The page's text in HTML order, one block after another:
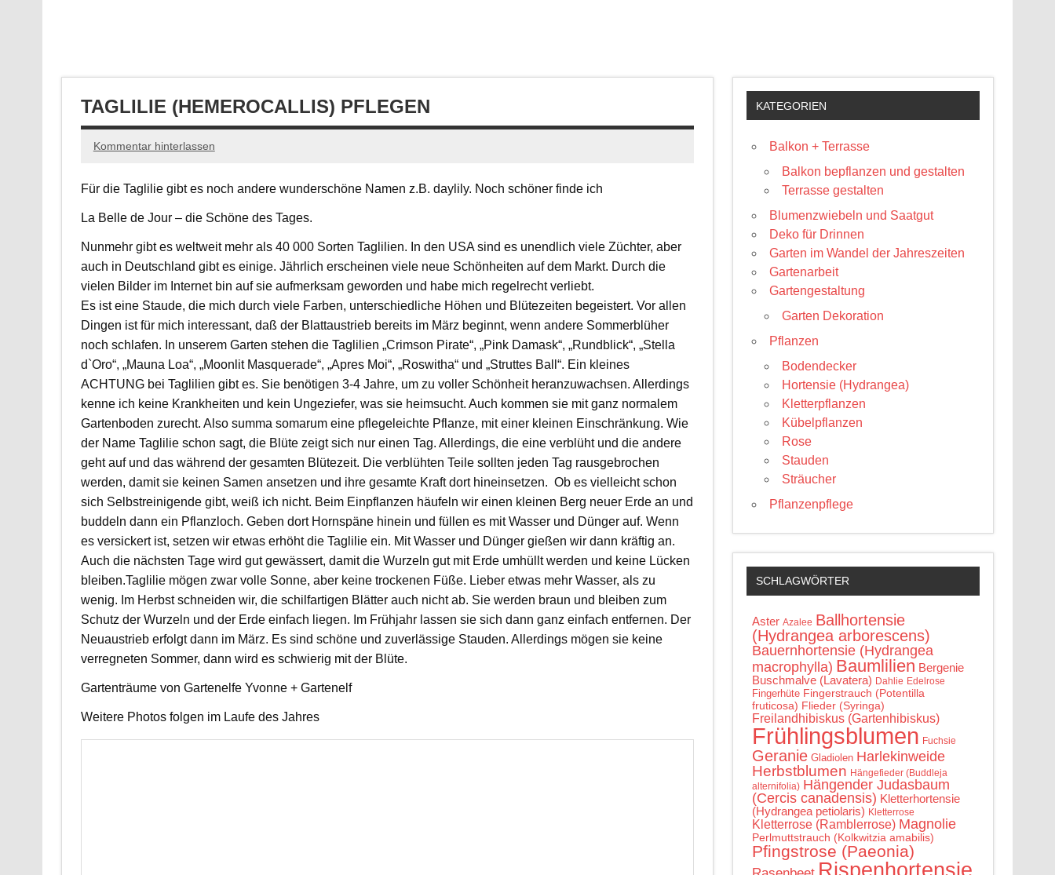
TAGLILIE (HEMEROCALLIS) PFLEGEN
Kommentar hinterlassen
Für die Taglilie gibt es noch andere wunderschöne Namen z.B. daylily. Noch schöner finde ich
La Belle de Jour – die Schöne des Tages.
Nunmehr gibt es weltweit mehr als 40 000 Sorten Taglilien. In den USA sind es unendlich viele Züchter, aber
auch in Deutschland gibt es einige. Jährlich erscheinen viele neue Schönheiten auf dem Markt. Durch die
vielen Bilder im Internet bin auf sie aufmerksam geworden und habe mich regelrecht verliebt.
Es ist eine Staude, die mich durch viele Farben, unterschiedliche Höhen und Blütezeiten begeistert. Vor allen
Dingen ist für mich interessant, daß der Blattaustrieb bereits im März beginnt, wenn andere Sommerblüher
noch schlafen. In unserem Garten stehen die Taglilien „Crimson Pirate“, „Pink Damask“, „Rundblick“, „Stella
d`Oro“, „Mauna Loa“, „Moonlit Masquerade“, „Apres Moi“, „Roswitha“ und „Struttes Ball“. Ein kleines
ACHTUNG bei Taglilien gibt es. Sie benötigen 3-4 Jahre, um zu voller Schönheit heranzuwachsen. Allerdings
kenne ich keine Krankheiten und kein Ungeziefer, was sie heimsucht. Auch kommen sie mit ganz normalem
Gartenboden zurecht. Also summa somarum eine pflegeleichte Pflanze, mit einer kleinen Einschränkung. Wie
der Name Taglilie schon sagt, die Blüte zeigt sich nur einen Tag. Allerdings, die eine verblüht und die andere
geht auf und das während der gesamten Blütezeit. Die verblühten Teile sollten jeden Tag rausgebrochen
werden, damit sie keinen Samen ansetzen und ihre gesamte Kraft dort hineinsetzen. Ob es vielleicht schon
sich Selbstreinigende gibt, weiß ich nicht. Beim Einpflanzen häufeln wir einen kleinen Berg neuer Erde an und
buddeln dann ein Pflanzloch. Geben dort Hornspäne hinein und füllen es mit Wasser und Dünger auf. Wenn
es versickert ist, setzen wir etwas erhöht die Taglilie ein. Mit Wasser und Dünger gießen wir dann kräftig an.
Auch die nächsten Tage wird gut gewässert, damit die Wurzeln gut mit Erde umhüllt werden und keine Lücken
bleiben.Taglilie mögen zwar volle Sonne, aber keine trockenen Füße. Lieber etwas mehr Wasser, als zu
wenig. Im Herbst schneiden wir, die schilfartigen Blätter auch nicht ab. Sie werden braun und bleiben zum
Schutz der Wurzeln und der Erde einfach liegen. Im Frühjahr lassen sie sich dann ganz einfach entfernen. Der
Neuaustrieb erfolgt dann im März. Es sind schöne und zuverlässige Stauden. Allerdings mögen sie keine
verregneten Sommer, dann wird es schwierig mit der Blüte.
Gartenträume von Gartenelfe Yvonne + Gartenelf
Weitere Photos folgen im Laufe des Jahres
KATEGORIEN
Balkon + Terrasse
Balkon bepflanzen und gestalten
Terrasse gestalten
Blumenzwiebeln und Saatgut
Deko für Drinnen
Garten im Wandel der Jahreszeiten
Gartenarbeit
Gartengestaltung
Garten Dekoration
Pflanzen
Bodendecker
Hortensie (Hydrangea)
Kletterpflanzen
Kübelpflanzen
Rose
Stauden
Sträucher
Pflanzenpflege
SCHLAGWÖRTER
Aster Azalee Ballhortensie
(Hydrangea arborescens)
Bauernhortensie (Hydrangea
macrophylla) Baumlilien Bergenie
Buschmalve (Lavatera) Dahlie Edelrose
Fingerhüte Fingerstrauch (Potentilla
fruticosa) Flieder (Syringa)
Freilandhibiskus (Gartenhibiskus)
Frühlingsblumen Fuchsie
Geranie Gladiolen Harlekinweide
Herbstblumen Hängefieder (Buddleja
alternifolia) Hängender Judasbaum
(Cercis canadensis) Kletterhortensie
(Hydrangea petiolaris) Kletterrose
Kletterrose (Ramblerrose) Magnolie
Perlmuttstrauch (Kolkwitzia amabilis)
Pfingstrose (Paeonia)
Rispenhortensie